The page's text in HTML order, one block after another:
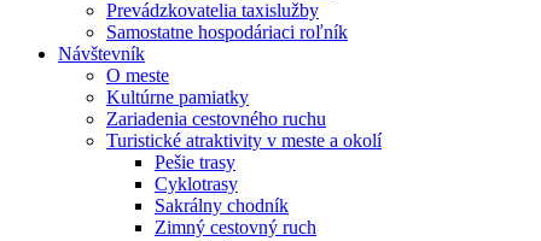
Prevádzkovatelia taxislužby
Samostatne hospodáriaci roľník
Návštevník
O meste
Kultúrne pamiatky
Zariadenia cestovného ruchu
Turistické atraktivity v meste a okolí
Pešie trasy
Cyklotrasy
Sakrálny chodník
Zimný cestovný ruch